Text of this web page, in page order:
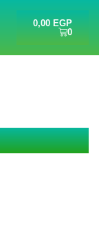
0,00 EGP
0